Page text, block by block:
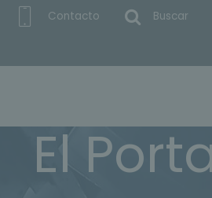
Contacto Buscar
El